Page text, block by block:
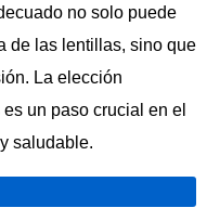
no solo puede
de las lentillas, sino que
La elección
un paso crucial en el
saludable.